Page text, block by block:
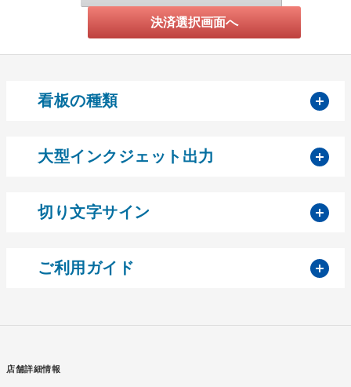
決済選択画面へ
看板の種類
大型インクジェット出力
切り文字サイン
ご利用ガイド
店舗詳細情報